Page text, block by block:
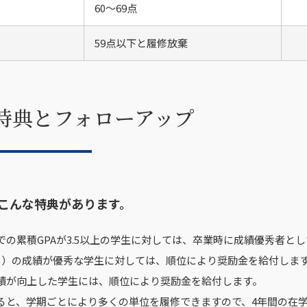
60～69点
59点以下と履修放棄
典とフォローアップ
な特典があります。
の累積GPAが3.5以上の学生に対しては、卒業時に成績優秀者と
の成績が優秀な学生に対しては、順位により奨励金を給付しま
向上した学生には、順位により奨励金を給付します。
と、学期ごとにより多くの単位を履修できますので、4年間の在